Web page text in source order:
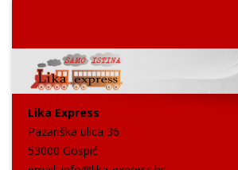
Lika Express
Pazariška ulica 36
53000 Gospić